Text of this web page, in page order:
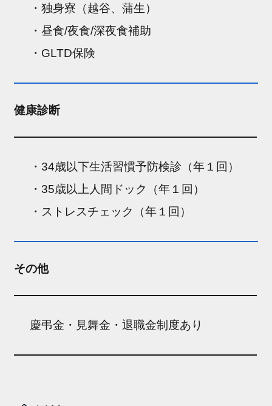
・独身寮（越谷、蒲生）
・昼食/夜食/深夜食補助
・GLTD保険
健康診断
・34歳以下生活習慣予防検診（年１回）
・35歳以上人間ドック（年１回）
・ストレスチェック（年１回）
その他
慶弔金・見舞金・退職金制度あり